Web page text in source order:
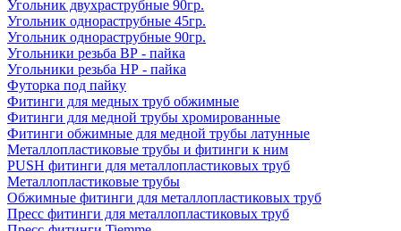
Угольник двухраструбные 90гр.
Угольник однораструбные 45гр.
Угольник однораструбные 90гр.
Угольники резьба ВР - пайка
Угольники резьба НР - пайка
Футорка под пайку
Фитинги для медных труб обжимные
Фитинги для медной трубы хромированные
Фитинги обжимные для медной трубы латунные
Металлопластиковые трубы и фитинги к ним
PUSH фитинги для металлопластиковых труб
Металлопластиковые трубы
Обжимные фитинги для металлопластиковых труб
Пресс фитинги для металлопластиковых труб